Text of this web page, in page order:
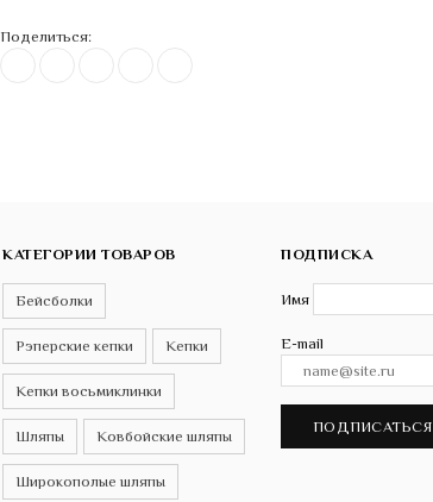
Поделиться:
КАТЕГОРИИ ТОВАРОВ
Бейсболки
Рэперские кепки Кепки
Кепки восьмиклинки
Шляпы Ковбойские шляпы
Широкополые шляпы
ПОДПИСКА
Имя
E-mail
ПОДПИСАТЬСЯ